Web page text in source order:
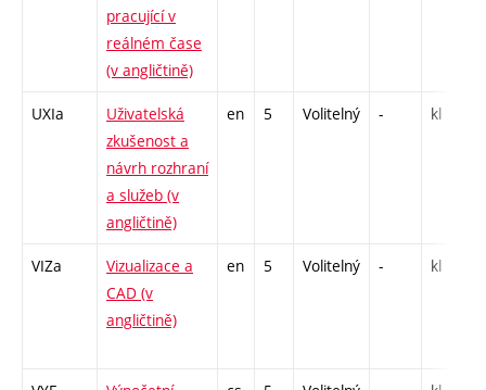
pracující v
reálném čase
(v angličtině)
UXIa
Uživatelská
zkušenost a
návrh rozhraní
a služeb (v
angličtině)
en 5 Volitelný - kl
VIZa
Vizualizace a
CAD (v
angličtině)
en 5 Volitelný - kl